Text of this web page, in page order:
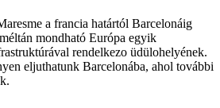
a francia határtól Barcelonáig
mondható Európa egyik
rendelkezo üdülohelyének.
eljuthatunk Barcelonába, ahol további